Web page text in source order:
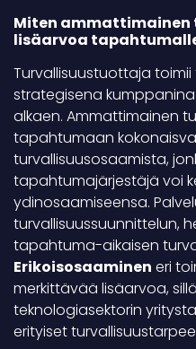
Miten
lisäarvoa
Turvallisuustuottaja
strategisena
alkaen. Ammattimainen
tapahtumaan
turvallisuusosaamista,
tapahtumajärjestäjä voi
ydinosaamiseensa.
turvallisuussuunnittelun,
tapahtuma-aikaisen
Erikoisosaaminen eri
merkittävää lisäarvoa,
teknologiasektorin
erityiset